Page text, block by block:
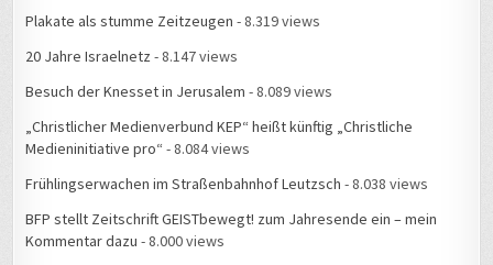
Plakate als stumme Zeitzeugen - 8.319 views
20 Jahre Israelnetz - 8.147 views
Besuch der Knesset in Jerusalem - 8.089 views
„Christlicher Medienverbund KEP“ heißt künftig „Christliche
Medieninitiative pro“ - 8.084 views
Frühlingserwachen im Straßenbahnhof Leutzsch - 8.038 views
BFP stellt Zeitschrift GEISTbewegt! zum Jahresende ein – mein
Kommentar dazu - 8.000 views